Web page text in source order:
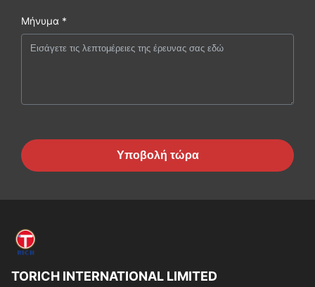
Μήνυμα *
Υποβολή τώρα
TORICH INTERNATIONAL LIMITED